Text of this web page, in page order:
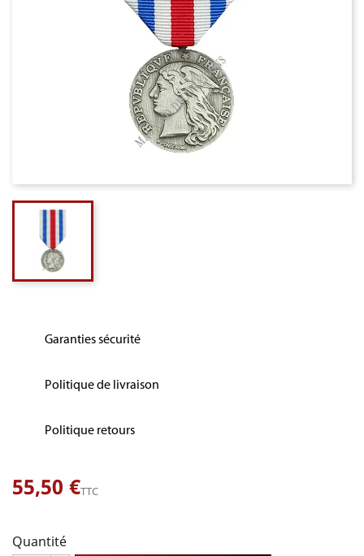
Garanties sécurité
Politique de livraison
Politique retours
55,50 €TTC
Quantité